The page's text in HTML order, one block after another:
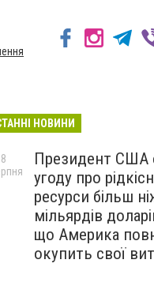
НОВИНИ
Президент США
угоду про
ресурси більш
мільярдів
що Америка
окупить свої